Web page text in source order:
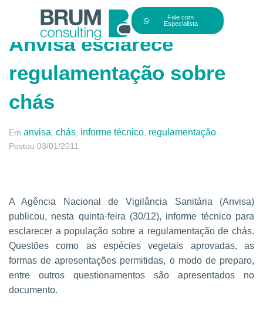
Fale com
Especialista
Anvisa esclarece
regulamentação sobre
chás
Em anvisa chás informe técnico regulamentação
Postou 03/01/2011
A Agência Nacional de Vigilância Sanitária (Anvisa)
publicou, nesta quinta-feira (30/12), informe técnico para
esclarecer a população sobre a regulamentação de chás.
Questões como as espécies vegetais aprovadas, as
formas de apresentações permitidas, o modo de preparo,
entre outros questionamentos são apresentados no
documento.